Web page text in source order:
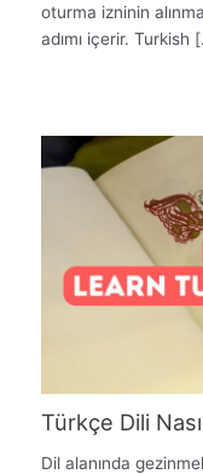
oturma izninin
adımı içerir. Turkish
Türkçe Dili
Dil alanında